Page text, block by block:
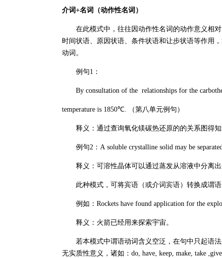
介词+名词（动作性名词）
在此模式中，往往因动作性名词的动作意义相对
时间状语、原因状语、条件状语和让步状语等作用
动词。
例句1：
By consultation of the relationships for the
temperature is 1850℃. （第八单元例句）
释义：通过查询氧化镁碳热还原的的关系图得知
例句2：A soluble crystalline solid may be
释义：可溶性晶体可以通过蒸发从溶液中分离出
此种模式，可将宾语（或介词宾语）转换成谓
例如：Rockets have found application for the
释义：火箭已经用来探索宇宙。
若本模式中谓语动词含义空泛，在句中只起语法
无实质性意义，诸如：do, have, keep, make, take